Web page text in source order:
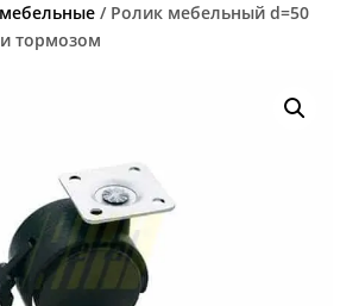
/ Ролик мебельный d=50
тормозом